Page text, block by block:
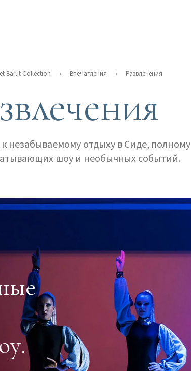
Barut Collection Впечатления Развлечения
незабываемому отдыху в Сиде, полному
шоу и необычных событий.